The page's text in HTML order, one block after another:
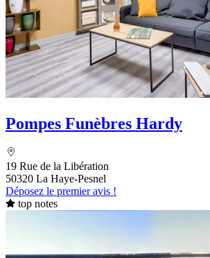
Pompes Funèbres Hardy
19 Rue de la Libération
50320 La Haye-Pesnel
Déposez le premier avis !
top notes